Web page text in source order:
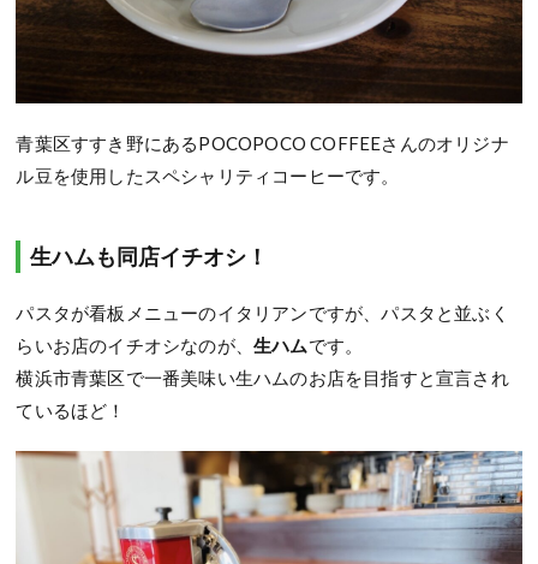
青葉区すすき野にあるPOCOPOCO COFFEEさんのオリジナ
ル豆を使用したスペシャリティコーヒーです。
生ハムも同店イチオシ！
パスタが看板メニューのイタリアンですが、パスタと並ぶく
らいお店のイチオシなのが、生ハムです。
横浜市青葉区で一番美味い生ハムのお店を目指すと宣言され
ているほど！